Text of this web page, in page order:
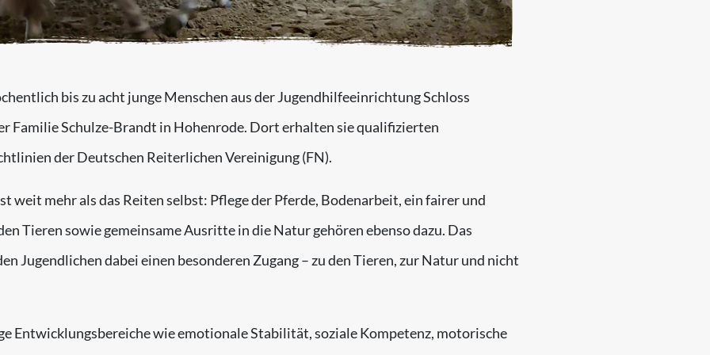
bis zu acht junge Menschen aus der Jugendhilfeeinrichtung Schloss
Familie Schulze-Brandt in Hohenrode. Dort erhalten sie qualifizierten
der Deutschen Reiterlichen Vereinigung (FN).
weit mehr als das Reiten selbst: Pflege der Pferde, Bodenarbeit, ein fairer und
Tieren sowie gemeinsame Ausritte in die Natur gehören ebenso dazu. Das
Jugendlichen dabei einen besonderen Zugang – zu den Tieren, zur Natur und nicht
Entwicklungsbereiche wie emotionale Stabilität, soziale Kompetenz, motorische